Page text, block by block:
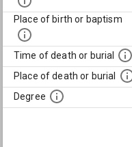
Place of birth or baptism
Time of death or burial
Place of death or burial
Degree